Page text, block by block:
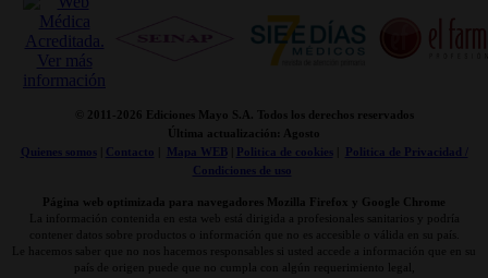
© 2011-2026 Ediciones Mayo S.A. Todos los derechos reservados
Última actualización: Agosto
Quienes somos| Contacto Mapa WEB| Politica de cookies|
Politica de Privacidad /
Condiciones de uso
Página web optimizada para navegadores Mozilla Firefox y Google Chrome
La información contenida en esta web está dirigida a profesionales sanitarios y podría
contener datos sobre productos o información que no es accesible o válida en su país.
Le hacemos saber que no nos hacemos responsables si usted accede a información que en su
país de origen puede que no cumpla con algún requerimiento legal,